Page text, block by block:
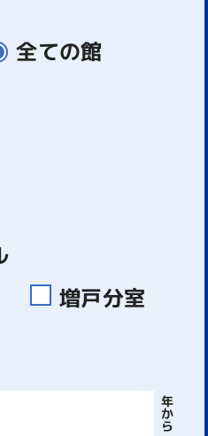
全ての館
増戸分室
年
か
ら